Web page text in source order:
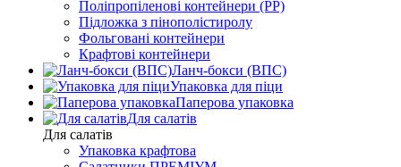
Поліпропіленові контейнери (PP)
Підложка з пінополістиролу
Фольговані контейнери
Крафтові контейнери
Ланч-бокси (ВПС)
Упаковка для піци
Паперова упаковка
Для салатів
Для салатів
Упаковка крафтова